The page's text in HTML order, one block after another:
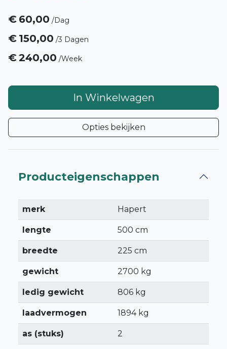
€ 60,00 /Dag
€ 150,00 /3 Dagen
€240,00 /Week
In Winkelwagen
Opties bekijken
Producteigenschappen
merk Hapert
lengte 500 cm
breedte 225 cm
gewicht 2700 kg
ledig gewicht 806 kg
laadvermogen 1894 kg
as (stuks) 2